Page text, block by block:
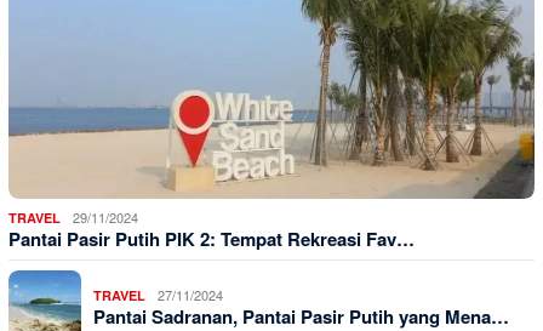
TRAVEL 29/11/2024
Pantai Pasir Putih PIK 2: Tempat Rekreasi Fav…
TRAVEL 27/11/2024
Pantai Sadranan, Pantai Pasir Putih yang Mena…